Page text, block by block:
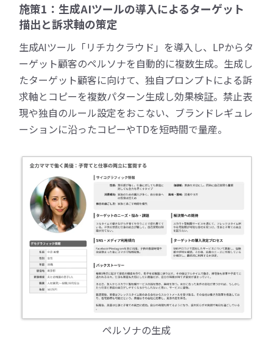
施策1：生成AIツールの導入によるターゲット
描出と訴求軸の策定
生成AIツール「リチカクラウド」を導入し、LPからタ
ーゲット顧客のペルソナを自動的に複数生成。生成し
たターゲット顧客に向けて、独自プロンプトによる訴
求軸とコピーを複数パターン生成し効果検証。禁止表
現や独自のルール設定をおこない、ブランドレギュレ
ーションに沿ったコピーやTDを短時間で量産。
ペルソナの生成